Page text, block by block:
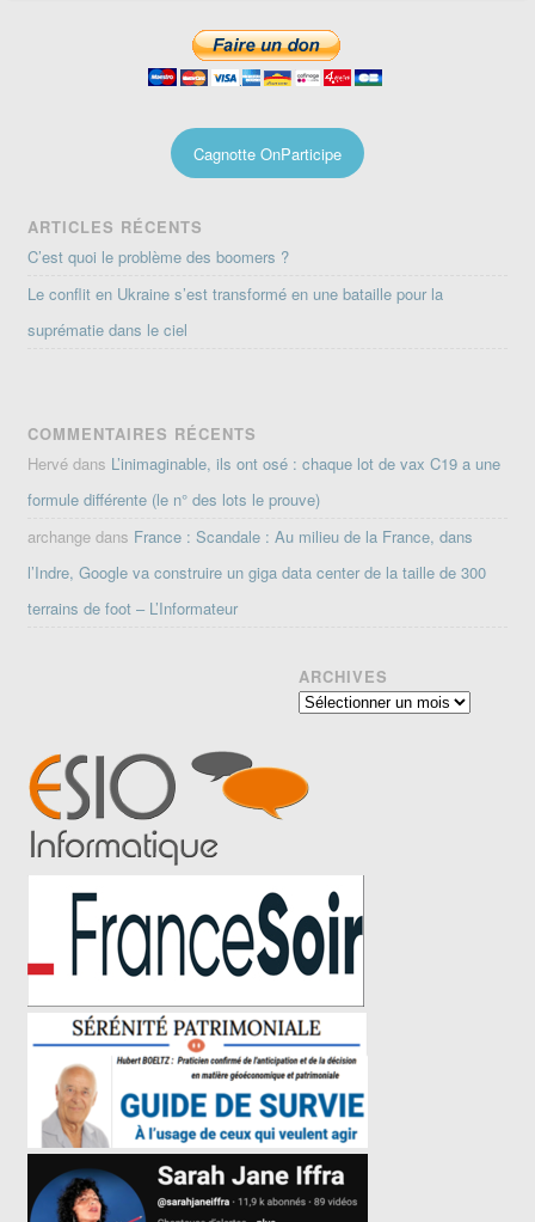
Cagnotte OnParticipe
ARTICLES RÉCENTS
C’est quoi le problème des boomers ?
Le conflit en Ukraine s’est transformé en une bataille pour la
suprématie dans le ciel
COMMENTAIRES RÉCENTS
Hervé dans L’inimaginable, ils ont osé : chaque lot de vax C19 a une
formule différente (le n° des lots le prouve)
archange dans France : Scandale : Au milieu de la France, dans
l’Indre, Google va construire un giga data center de la taille de 300
terrains de foot – L’Informateur
ARCHIVES
Archives